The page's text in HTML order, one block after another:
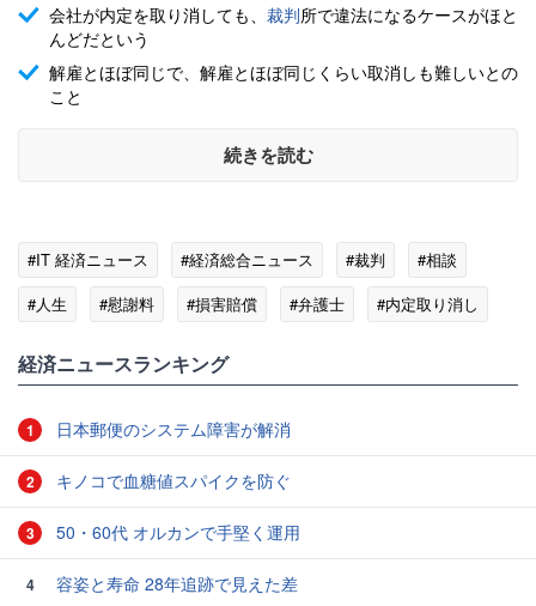
会社が内定を取り消しても、 裁判所で違法になるケースがほと
んどだという
解雇とほぼ同じで、解雇とほぼ同じくらい取消しも難しいとの
こと
続きを読む
#IT 経済ニュース #経済総合ニュース #裁判
#相談
#人生
#慰謝料 #損害賠償 #弁護士
#内定取り消し
経済ニュースランキング
1 日本郵便のシステム障害が解消
2 キノコで血糖値スパイクを防ぐ
3 50・60代 オルカンで手堅く運用
4 容姿と寿命 28年追跡で見えた差